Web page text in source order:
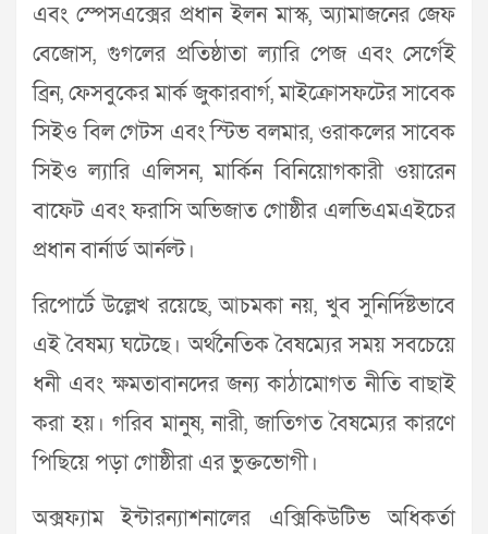
এবং স্পেসএক্সের প্রধান ইলন মাস্ক, অ্যামাজনের জেফ
বেজোস, গুগলের প্রতিষ্ঠাতা ল্যারি পেজ এবং সের্গেই
ব্রিন, ফেসবুকের মার্ক জুকারবার্গ, মাইক্রোসফটের সাবেক
সিইও বিল গেটস এবং স্টিভ বলমার, ওরাকলের সাবেক
সিইও ল্যারি এলিসন, মার্কিন বিনিয়োগকারী ওয়ারেন
বাফেট এবং ফরাসি অভিজাত গোষ্ঠীর এলভিএমএইচের
প্রধান বার্নার্ড আর্নল্ট।
রিপোর্টে উল্লেখ রয়েছে, আচমকা নয়, খুব সুনির্দিষ্টভাবে
এই বৈষম্য ঘটেছে। অর্থনৈতিক বৈষম্যের সময় সবচেয়ে
ধনী এবং ক্ষমতাবানদের জন্য কাঠামোগত নীতি বাছাই
করা হয়। গরিব মানুষ, নারী, জাতিগত বৈষম্যের কারণে
পিছিয়ে পড়া গোষ্ঠীরা এর ভুক্তভোগী।
অক্সফ্যাম ইন্টারন্যাশনালের এক্সিকিউটিভ অধিকর্তা